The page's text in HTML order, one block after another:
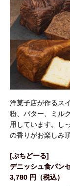
洋菓子店が作るス
粉、バター、ミル
用しています。し
の香りがお楽しみ
[ぷちどーる]
デニッシュ食パン
3,780 円（税込）